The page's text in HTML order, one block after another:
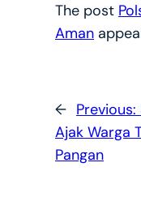
The post
Aman
← Previous:
Ajak Warga
Pangan